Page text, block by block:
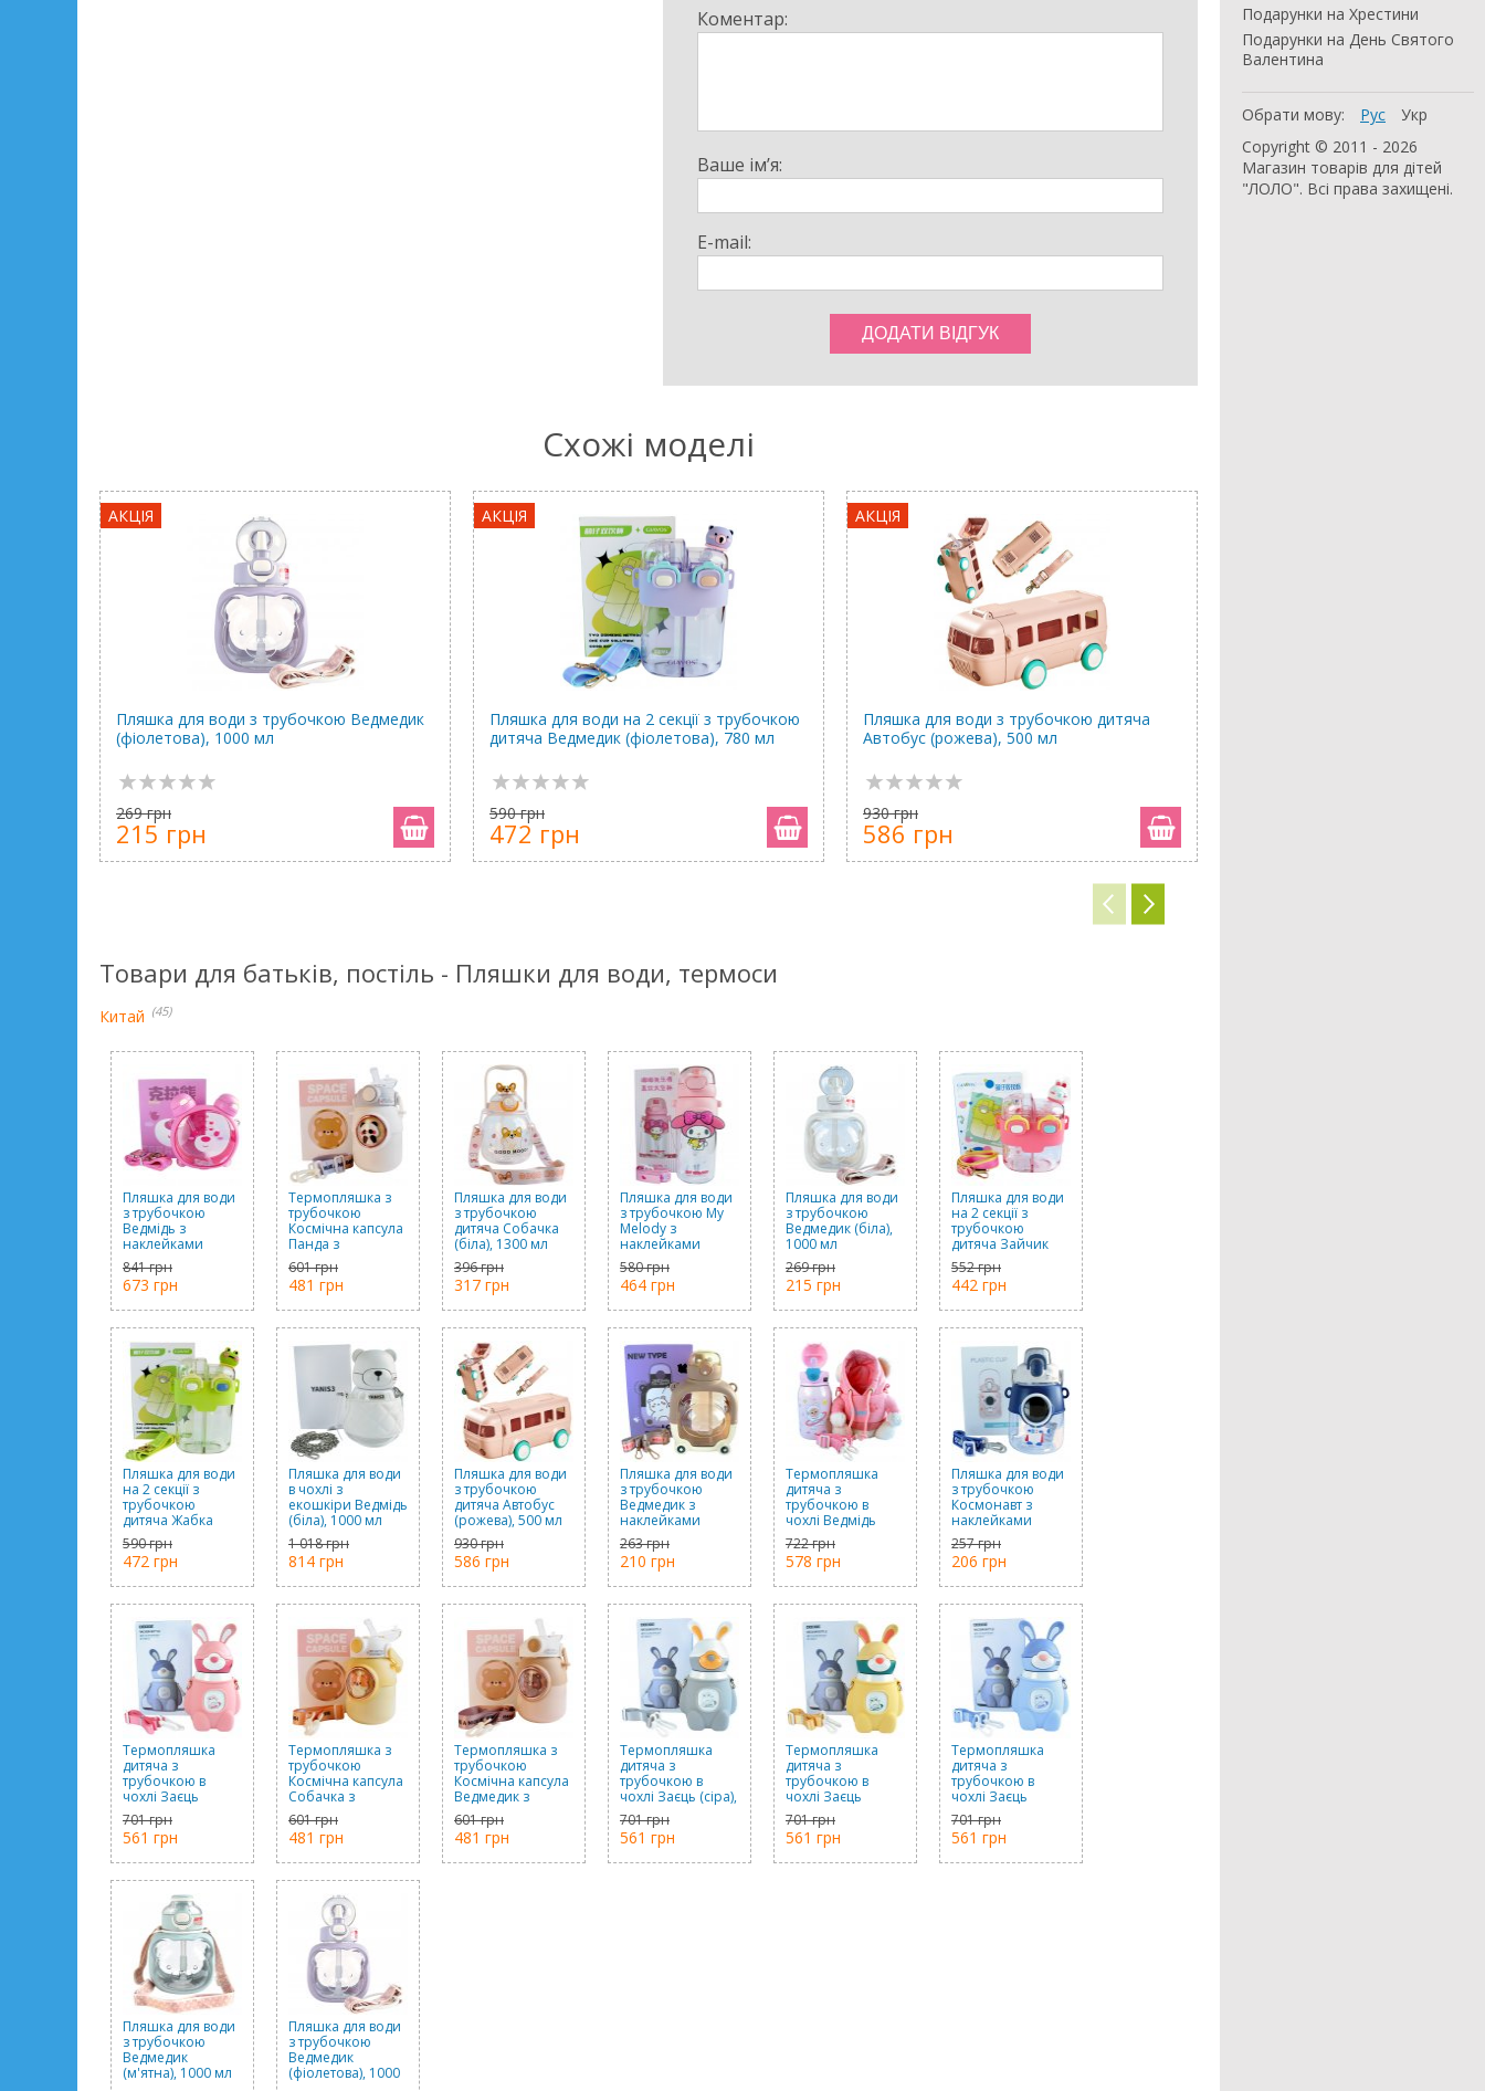
Коментар:
Ваше ім’я:
E-mail:
Схожі моделі
АКЦІЯ
Пляшка для води з трубочкою Ведмедик
(фіолетова), 1000 мл
269 грн
215 грн
АКЦІЯ
Пляшка для води на 2 секції з трубочкою
дитяча Ведмедик (фіолетова), 780 мл
590 грн
472 грн
АКЦІЯ
Пляшка для води з трубочкою дитяча
Автобус (рожева), 500 мл
930 грн
586 грн
Товари для батьків, постіль - Пляшки для води, термоси
Китай (45)
Пляшка для води
з трубочкою
Ведмідь з
наклейками
(рожева), 750 мл
841 грн
673 грн
Термопляшка з
трубочкою
Космічна капсула
Панда з
наклейками
(біла), 700 мл
601 грн
481 грн
Пляшка для води
з трубочкою
дитяча Собачка
(біла), 1300 мл
396 грн
317 грн
Пляшка для води
з трубочкою My
Melody з
наклейками
(рожева), 600 мл
580 грн
464 грн
Пляшка для води
з трубочкою
Ведмедик (біла),
1000 мл
269 грн
215 грн
Пляшка для води
на 2 секції з
трубочкою
дитяча Зайчик
(рожева), 530 мл
552 грн
442 грн
Пляшка для води
на 2 секції з
трубочкою
дитяча Жабка
(зелена), 780 мл
590 грн
472 грн
Пляшка для води
в чохлі з
екошкіри Ведмідь
(біла), 1000 мл
1 018 грн
814 грн
Пляшка для води
з трубочкою
дитяча Автобус
(рожева), 500 мл
930 грн
586 грн
Пляшка для води
з трубочкою
Ведмедик з
наклейками
(коричнева), 1000
мл
263 грн
210 грн
Термопляшка
дитяча з
трубочкою в
чохлі Ведмідь
(рожева), 450 мл
722 грн
578 грн
Пляшка для води
з трубочкою
Космонавт з
наклейками
(синя з білим),
1200 мл
257 грн
206 грн
Термопляшка
дитяча з
трубочкою в
чохлі Заєць
(рожева), 480 мл
701 грн
561 грн
Термопляшка з
трубочкою
Космічна капсула
Собачка з
наклейками
(жовта), 700 мл
601 грн
481 грн
Термопляшка з
трубочкою
Космічна капсула
Ведмедик з
наклейками
(коричнева), 700
мл
601 грн
481 грн
Термопляшка
дитяча з
трубочкою в
чохлі Заєць (сіра),
480 мл
701 грн
561 грн
Термопляшка
дитяча з
трубочкою в
чохлі Заєць
(жовта), 480 мл
701 грн
561 грн
Термопляшка
дитяча з
трубочкою в
чохлі Заєць
(фіолетова), 480
мл
701 грн
561 грн
Пляшка для води
з трубочкою
Ведмедик
(м'ятна), 1000 мл
Пляшка для води
з трубочкою
Ведмедик
(фіолетова), 1000
Подарунки на Хрестини
Подарунки на День Святого
Валентина
Обрати мову: Рус
Укр
Copyright © 2011 - 2026
Магазин товарів для дітей
"ЛОЛО". Всі права захищені.